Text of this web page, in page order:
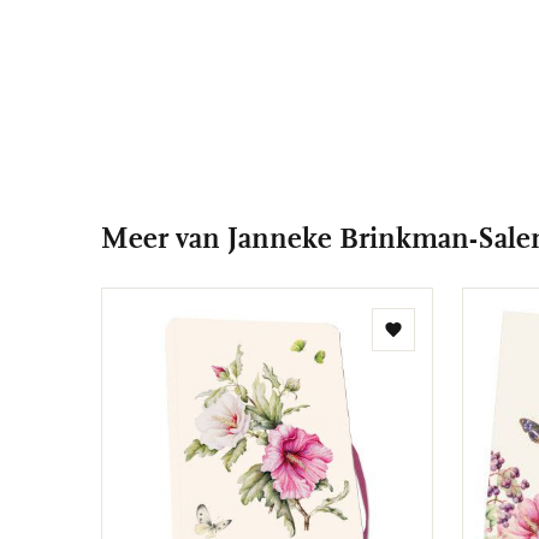
Meer van Janneke Brinkman-
Toevoegen